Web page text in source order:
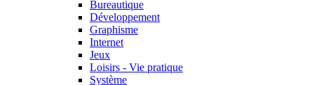
Bureautique
Développement
Graphisme
Internet
Jeux
Loisirs - Vie pratique
Système